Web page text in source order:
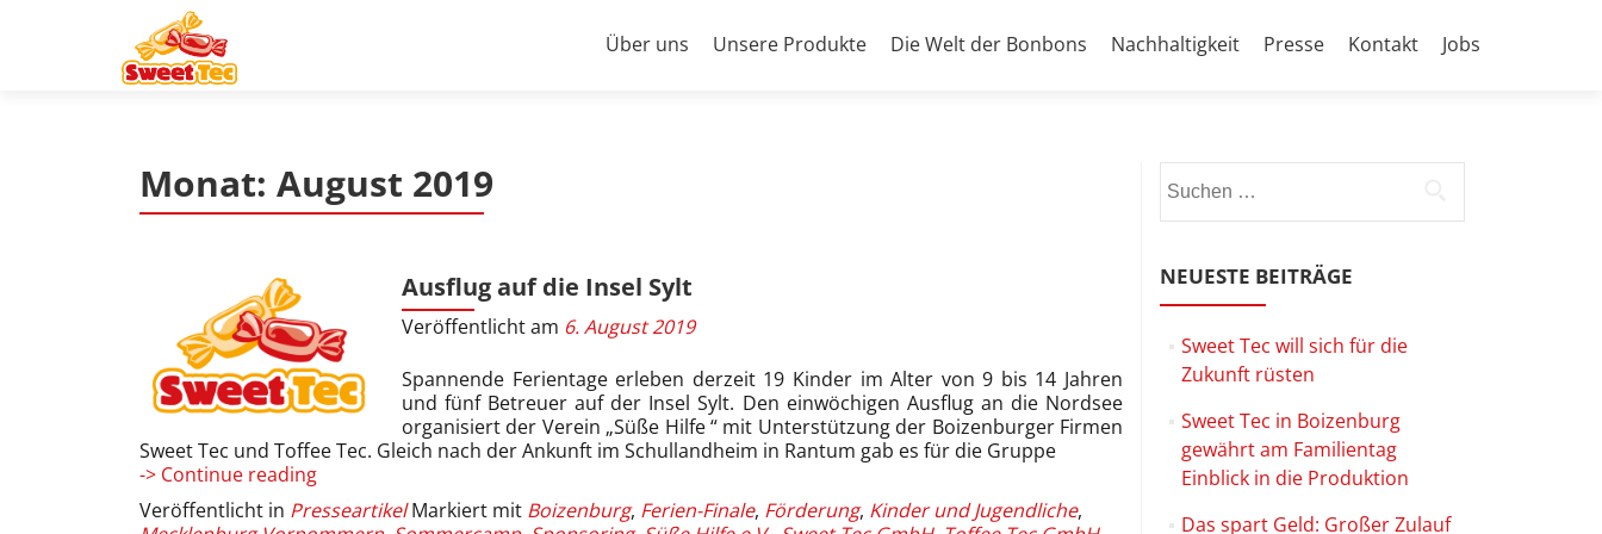
Menü
Über uns Unsere Produkte Die Welt der Bonbons Nachhaltigkeit Presse Kontakt Jobs
Monat: August 2019
Ausflug auf die Insel Sylt
Veröffentlicht am 6. August 2019
Spannende Ferientage erleben derzeit 19 Kinder im Alter von 9 bis 14 Jahren
und fünf Betreuer auf der Insel Sylt. Den einwöchigen Ausflug an die Nordsee
organisiert der Verein „Süße Hilfe “ mit Unterstützung der Boizenburger Firmen
Sweet Tec und Toffee Tec. Gleich nach der Ankunft im Schullandheim in Rantum gab es für die Gruppe
-> Continue readingAusflug
die
Veröffentlicht in Presseartikel Markiert mit Boizenburg, Ferien-Finale, Förderung, Kinder und Jugendliche,
nach:
NEUESTE BEITRÄGE
Sweet Tec will sich für die
Zukunft rüsten
Sweet Tec in Boizenburg
gewährt am Familientag
Einblick in die Produktion
Das spart Geld: Großer Zulauf